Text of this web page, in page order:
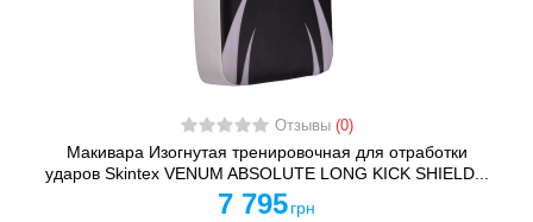
Отзывы (0)
Макивара Изогнутая тренировочная для отработки
ударов Skintex VENUM ABSOLUTE LONG KICK SHIELD...
7 795 грн